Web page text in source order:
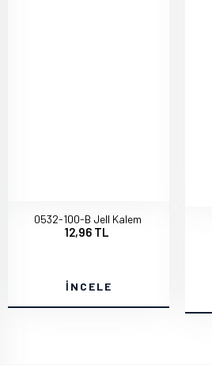
0532-100-B Jell Kalem
12,96 TL
İNCELE